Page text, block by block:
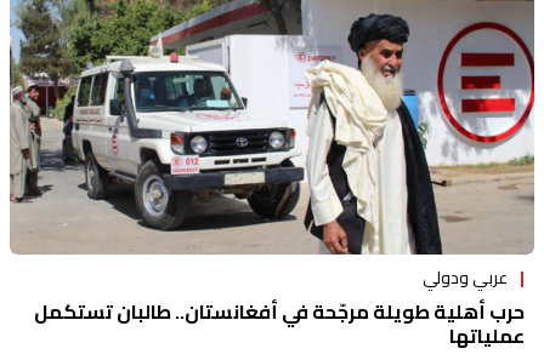
عربي ودولي
حرب أهلية طويلة مرجّحة في أفغانستان.. طالبان تستكمل
عملياتها